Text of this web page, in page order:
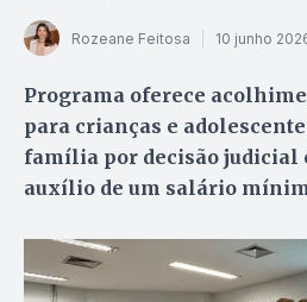
Rozeane Feitosa 10 junho
Programa oferece
para crianças e
família por decisão judicial
auxílio de um salário